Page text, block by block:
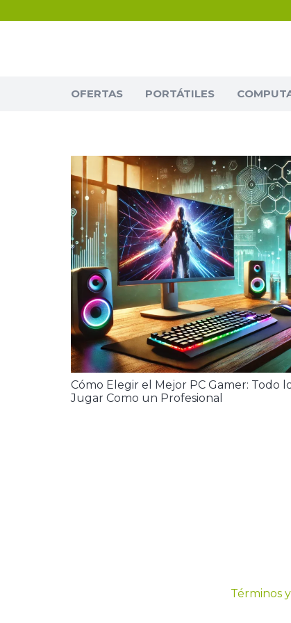
OFERTAS PORTÁTILES
Cómo Elegir el Mejor PC Gamer: Todo
Jugar Como un Profesional
Términos